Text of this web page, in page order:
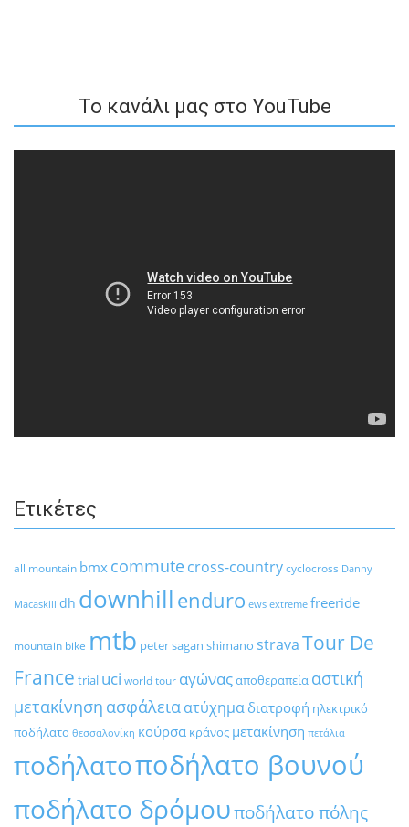
To κανάλι μας στο YouTube
Ετικέτες
all mountain bmx commutecross-countrycyclocross Danny
Macaskill dh downhill enduro ews extreme freeride
mountain bike mtb peter sagan shimano stravaTour De
France trial uci world tour αγώναςαποθεραπεία αστική
μετακίνηση ασφάλειαατύχημα διατροφή ηλεκτρικό
ποδήλατο θεσσαλονίκη κούρσα κράνος μετακίνηση πετάλια
ποδήλατοποδήλατο βουνού
ποδήλατο δρόμουποδήλατο πόλης